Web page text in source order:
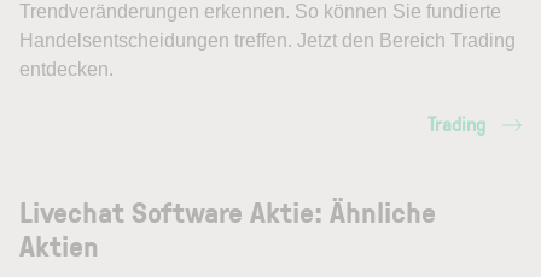
Trendveränderungen erkennen. So können Sie fundierte
Handelsentscheidungen treffen. Jetzt den Bereich Trading
entdecken.
Trading
Livechat Software Aktie: Ähnliche
Aktien